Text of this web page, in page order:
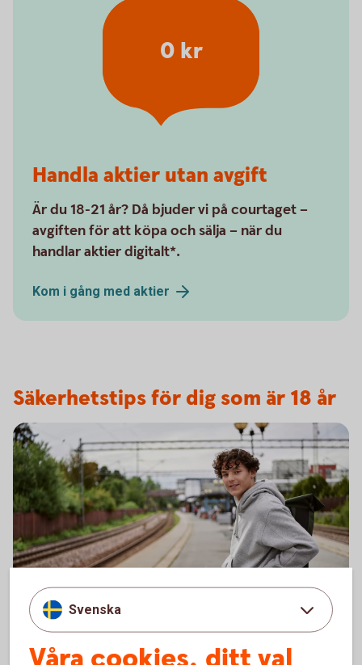
Handla aktier utan avgift
Är du 18-21 år? Då bjuder vi på courtaget –
avgiften för att köpa och sälja – när du
handlar aktier digitalt*.
Kom i gång med aktier
0 kr
Säkerhetstips för dig som är 18 år
Young adult waiting at the train station
Penningmålvakt, spelbedrägerier
eller spionprogram?
Svenska